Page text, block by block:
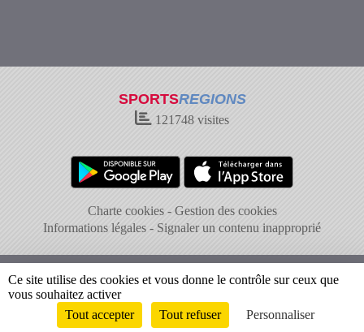
SPORTSREGIONS
121748 visites
Charte cookies
Gestion des cookies
Informations légales
Signaler un contenu inapproprié
Envie de participer ? Connexion
Ce site utilise des cookies et vous donne le contrôle sur ceux que
vous souhaitez activer
Tout accepter
Tout refuser Personnaliser